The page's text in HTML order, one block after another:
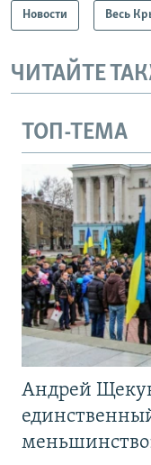
Новости Весь
ЧИТАЙТЕ
ТОП-ТЕМА
Андрей